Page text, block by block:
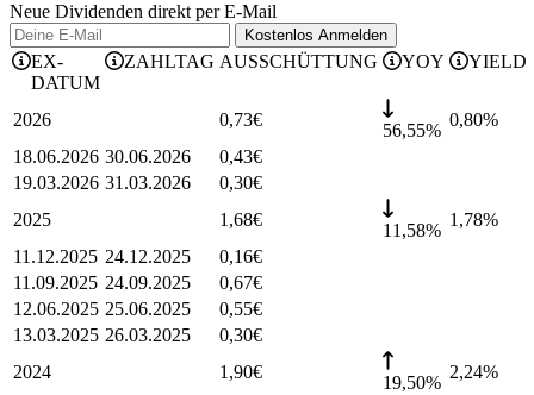
Neue Dividenden direkt per E-Mail
Kostenlos Anmelden
EX-
DATUM
ZAHLTAG AUSSCHÜTTUNG YOY YIELD
2026 0,73€
56,55%
0,80%
18.06.2026 30.06.2026 0,43€
19.03.2026 31.03.2026 0,30€
2025
1,68€
11,58%
1,78%
11.12.2025 24.12.2025 0,16€
11.09.2025 24.09.2025 0,67€
12.06.2025 25.06.2025 0,55€
13.03.2025 26.03.2025 0,30€
2024
1,90€
19,50%
2,24%